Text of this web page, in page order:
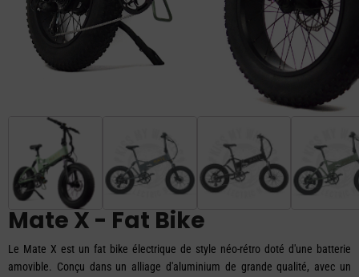
Mate X - Fat Bike
Le Mate X est un fat bike électrique de style néo-rétro doté d'une batterie
amovible. Conçu dans un alliage d'aluminium de grande qualité, avec un